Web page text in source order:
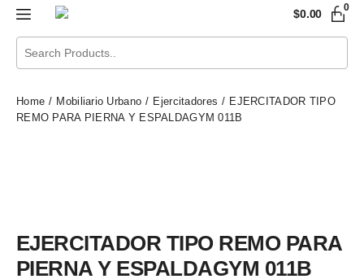
$0.00
0
Home Mobiliario Urbano Ejercitadores
EJERCITADOR TIPO
REMO PARA PIERNA Y ESPALDAGYM 011B
EJERCITADOR TIPO REMO PARA
PIERNA Y ESPALDAGYM 011B